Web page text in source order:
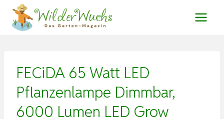
Zum
Inhalt
FECiDA 65 Watt LED
Pflanzenlampe Dimmbar,
6000 Lumen LED Grow